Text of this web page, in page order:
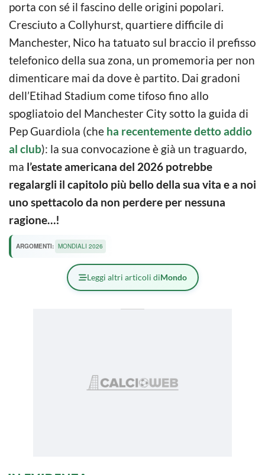
porta con sé il fascino delle origini popolari.
Cresciuto a Collyhurst, quartiere difficile di
Manchester, Nico ha tatuato sul braccio il prefisso
telefonico della sua zona, un promemoria per non
dimenticare mai da dove è partito. Dai gradoni
dell’Etihad Stadium come tifoso fino allo
spogliatoio del Manchester City sotto la guida di
Pep Guardiola (che ha recentemente detto addio
al club): la sua convocazione è già un traguardo,
ma l’estate americana del 2026 potrebbe
regalargli il capitolo più bello della sua vita e a noi
uno spettacolo da non perdere per nessuna
ragione…!
ARGOMENTI: MONDIALI 2026
Leggi altri articoli diMondo